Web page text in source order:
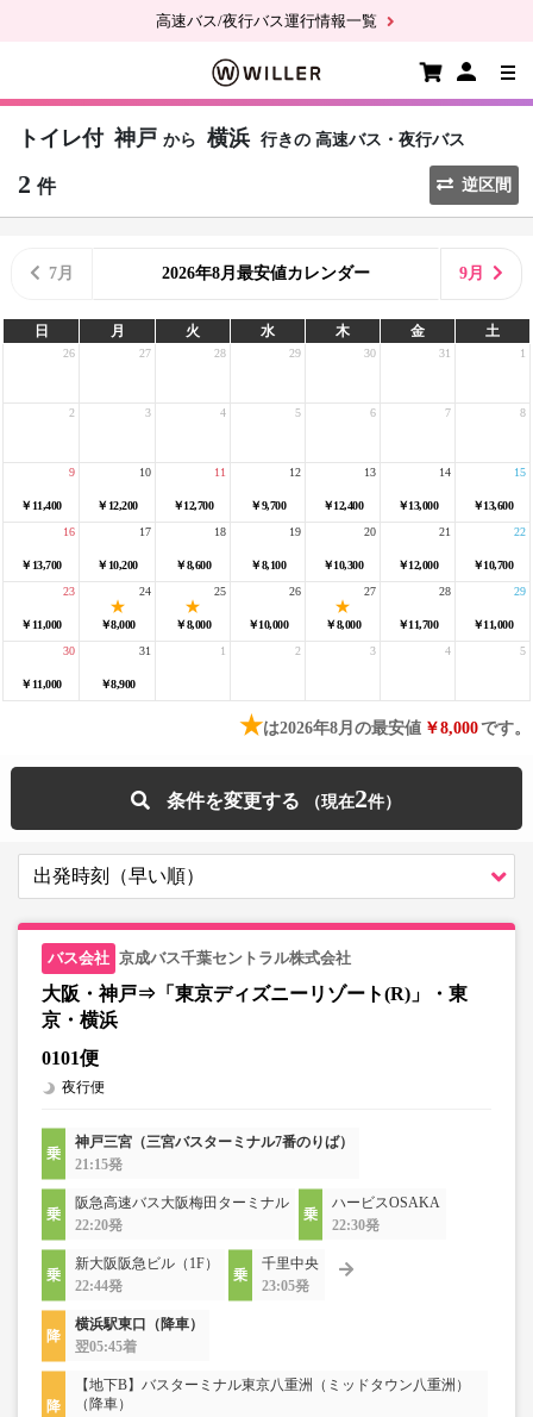
高速バス/夜行バス運行情報一覧
トイレ付 神戸 から 横浜 行きの 高速バス・夜行バス
2 件 逆区間
7月 2026年8月最安値カレンダー 9月
日 月 火 水 木 金 土
26 27 28 29 30 31 1
2 3 4 5 6 7 8
￥11,400
9
￥12,200
10
￥12,700
11
￥9,700
12
￥12,400
13
￥13,000
14
￥13,600
15
￥13,700
16
￥10,200
17
￥8,600
18
￥8,100
19
￥10,300
20
￥12,000
21
￥10,700
22
￥11,000
23
￥8,000
24
￥8,000
25
￥10,000
26
￥8,000
27
￥11,700
28
￥11,000
29
￥11,000
30
￥8,900
31 1 2 3 4 5
★は2026年8月の最安値 ￥8,000です。
条件を変更する 2
京成バス千葉セントラル株式会社
大阪・神戸⇒「東京ディズニーリゾート(R)」・東
京・横浜
0101便
夜行便
神戸三宮（三宮バスターミナル7番のりば）
21:15発
阪急高速バス大阪梅田ターミナル
22:20発
ハービスOSAKA
22:30発
新大阪阪急ビル（1F）
22:44発
千里中央
23:05発
横浜駅東口（降車）
翌05:45着
【地下B】バスターミナル東京八重洲（ミッドタウン八重洲）
（降車）